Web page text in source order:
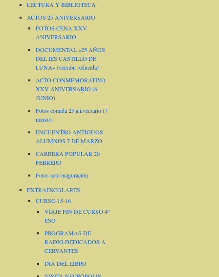
LECTURA Y BIBLIOTECA
ACTOS 25 ANIVERSARIO
FOTOS CENA XXV
ANIVERSARIO
DOCUMENTAL «25 AÑOS
DEL IES CASTILLO DE
LUNA» (versión reducida)
ACTO CONMEMORATIVO
XXV ANIVERSARIO (6
JUNIO)
Fotos comida 25 aniversario (7
marzo)
ENCUENTRO ANTIGUOS
ALUMNOS 7 DE MARZO
CARRERA POPULAR 20
FEBRERO
Fotos acto inaguración
EXTRAESCOLARES
CURSO 15-16
VIAJE FIN DE CURSO 4º
ESO
PROGRAMAS DE
RADIO DEDICADOS A
CERVANTES
DÍA DEL LIBRO